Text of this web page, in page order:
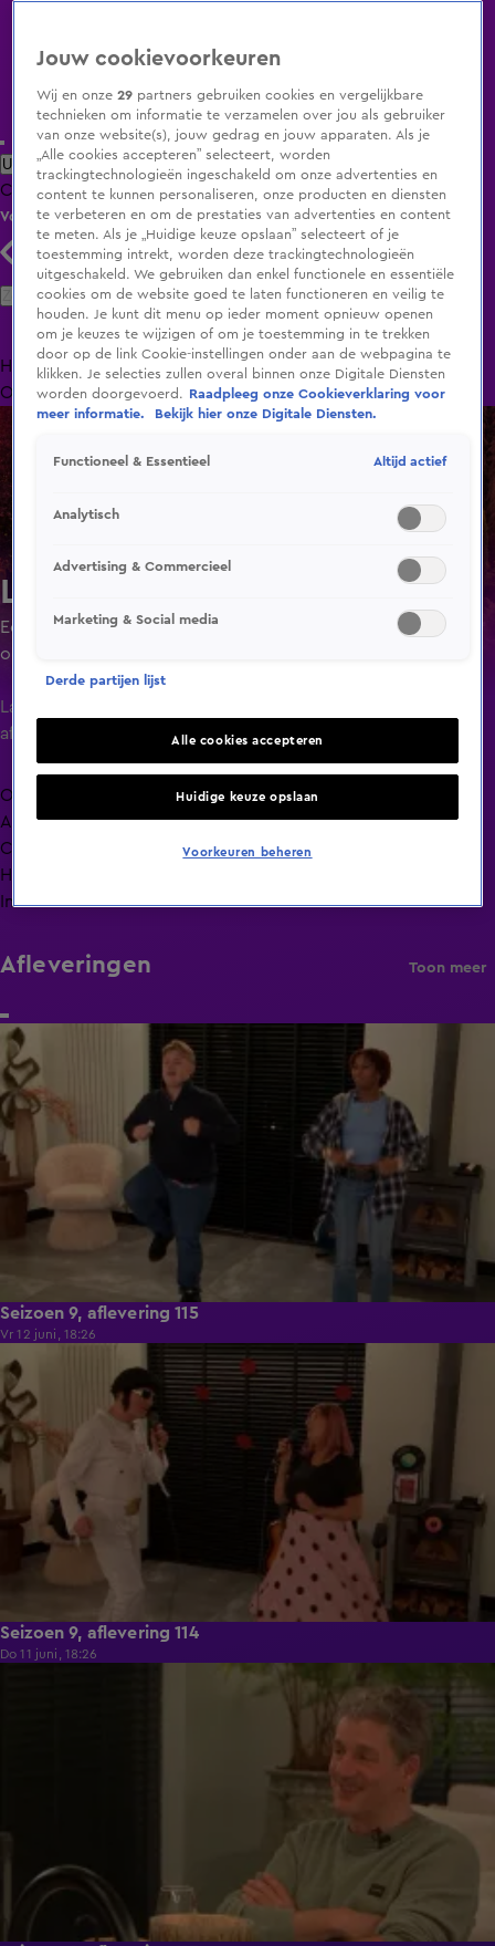
Uitzending Gemist Populaire programma's Zenders Genres
ClipsFilmsRadioSmart TV inlogShop
Volg KIJK
Zoeken
HomeUitzending Gemist Programma's De Bondgenoten
OranjezomerLivestreamsShop
Lang Leve de Liefde
Een liefdesexperiment waarin singles ruim de tijd krijgen
om elkaar goed te leren kennen door minimaal 24 uur of
maximaal 4 dagen met elkaar door te brengen.
Laatste
aflevering
Overzicht
Afleveringen
Clips
Hoe is het nu met?
Info
Afleveringen Toon meer
21:50
Seizoen 9, aflevering 115
Vr 12 juni, 18:26
21:50
Seizoen 9, aflevering 114
Do 11 juni, 18:26
Jouw cookievoorkeuren
Wij en onze29 partners gebruiken cookies en vergelijkbare
technieken om informatie te verzamelen over jou als gebruiker
van onze website(s), jouw gedrag en jouw apparaten. Als je
„Alle cookies accepteren” selecteert, worden
trackingtechnologieën ingeschakeld om onze advertenties en
content te kunnen personaliseren, onze producten en diensten
te verbeteren en om de prestaties van advertenties en content
te meten. Als je „Huidige keuze opslaan” selecteert of je
toestemming intrekt, worden deze trackingtechnologieën
uitgeschakeld. We gebruiken dan enkel functionele en essentiële
cookies om de website goed te laten functioneren en veilig te
houden. Je kunt dit menu op ieder moment opnieuw openen
om je keuzes te wijzigen of om je toestemming in te trekken
door op de link Cookie-instellingen onder aan de webpagina te
klikken. Je selecties zullen overal binnen onze Digitale Diensten
worden doorgevoerd.
Raadpleeg onze Cookieverklaring voor
meer informatie.
Bekijk hier onze Digitale Diensten.
Functioneel & Essentieel Altijd actief
Analytisch
Advertising & Commercieel
Marketing & Social media
Derde partijen lijst
Alle cookies accepteren
Huidige keuze opslaan
Voorkeuren beheren